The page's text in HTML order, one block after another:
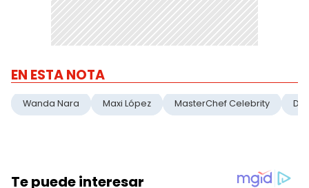
EN ESTA NOTA
Wanda Nara Maxi López MasterChef Celebrity